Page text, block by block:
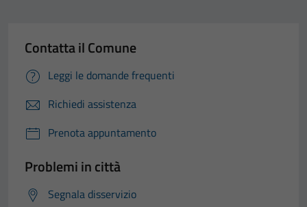
Contatta il Comune
Leggi le domande frequenti
Richiedi assistenza
Prenota appuntamento
Problemi in città
Segnala disservizio